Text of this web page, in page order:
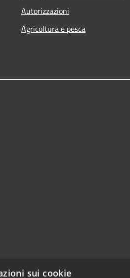
Autorizzazioni
Agricoltura e pesca
sui cookie